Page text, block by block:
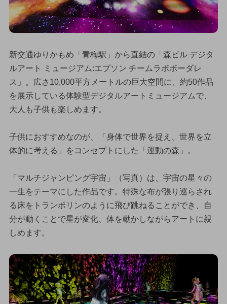
新交通ゆりかもめ「青梅駅」から直結の「森ビル デジタ
ルアート ミュージアム:エプソン チームラボボーダレ
ス」。広さ10,000平方メートルの巨大空間に、約50作品
を展示している体験型デジタルアートミュージアムで、
大人も子供も楽しめます。
子供におすすめなのが、「身体で世界を捉え、世界を立
体的に考える」をコンセプトにした「運動の森」。
「マルチジャンピング宇宙」（写真）は、宇宙の星々の
一生をテーマにした作品です。特殊な布が張り巡らされ
る床をトランポリンのように飛び跳ねることができ、自
分が動くことで星が変化、体を動かしながらアートに親
しめます。